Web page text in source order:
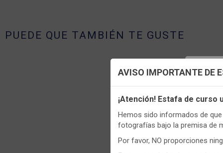
PUEDE QUE TAMBIÉN TE GUSTE
AVISO IMPORTANTE DE
¡Atención! Estafa de curso
Hemos sido informados de
fotografías bajo la premisa de
Por favor, NO proporciones